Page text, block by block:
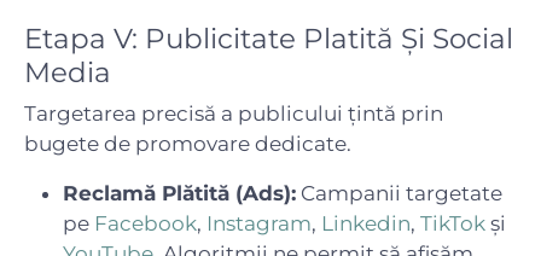
Etapa V: Publicitate Platită Și Social
Media
Targetarea precisă a publicului țintă prin
bugete de promovare dedicate.
Reclamă Plătită (Ads): Campanii targetate
pe Facebook, Instagram, Linkedin, TikTok și